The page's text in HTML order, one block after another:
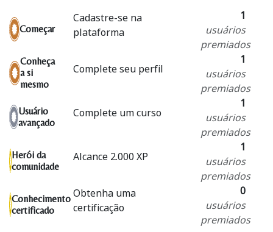
Começar
Cadastre-se na
plataforma
1
usuários
premiados
Conheça
a si
mesmo
Complete seu perfil
1
usuários
premiados
Usuário
avançado
Complete um curso
1
usuários
premiados
Herói da
comunidade
Alcance 2.000 XP
1
usuários
premiados
Conhecimento
certificado
Obtenha uma
certificação
0
usuários
premiados